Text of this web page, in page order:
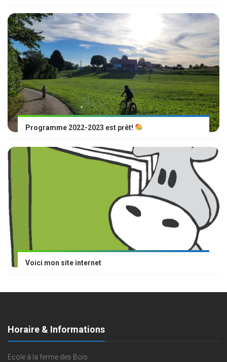
Programme 2022-2023 est prêt!
Voici mon site internet
Horaire & Informations
Ecole à la ferme des Bois